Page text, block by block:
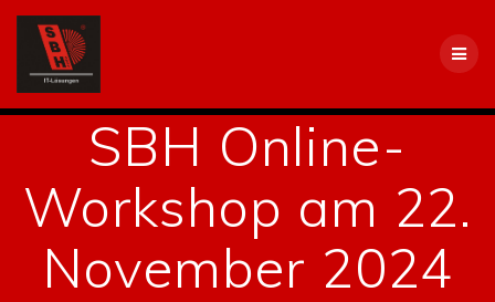
SBH Online-
Workshop am 22.
November 2024